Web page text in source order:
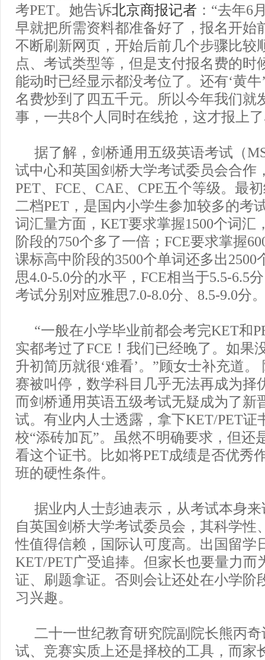
考PET。她告诉北京商报记者 ：“去年6
早就把所需资料都准备好了，报名开始
不断刷新网页，开始后前几个步骤比较
点、考试类型等，但是支付报名费的时
能动时已经显示都没考位了。还有‘黄
名费炒到了四五千元。所以今年我们就
事，一共8个人同时在线抢，这才报上
据了解，剑桥通用五级英语考试（
试中心和英国剑桥大学考试委员会合作
PET、FCE、CAE、CPE五个等级。最
二档PET，是国内小学生参加较多的考
词汇量方面，KET要求掌握1500个词汇
阶段的750个多了一倍；FCE要求掌握
课标高中阶段的3500个单词还多出2500
思4.0-5.0分的水平，FCE相当于5.5-6.5
考试分别对应雅思7.0-8.0分、8.5-9.0分
“一般在小学毕业前都会考完KET和
实都考过了FCE！我们已经晚了。如果
升初简历就很‘难看’。”顾女士补充道
赛被叫停，数学科目几乎无法再成为择
而剑桥通用英语五级考试无疑成为了新
试。有业内人士透露，拿下KET/PET证
校“添砖加瓦”。虽然不明确要求，但还
看这个证书。比如将PET成绩是否优秀
班的硬性条件。
据业内人士彭迪表示，从考试本身来
自英国剑桥大学考试委员会，其科学性
性值得信赖，国际认可度高。出国留学
KET/PET广受追捧。但家长也要量力而
证、刷题拿证。否则会让还处在小学阶
习兴趣。
二十一世纪教育研究院副院长熊丙
试、竞赛实质上还是择校的工具，而家